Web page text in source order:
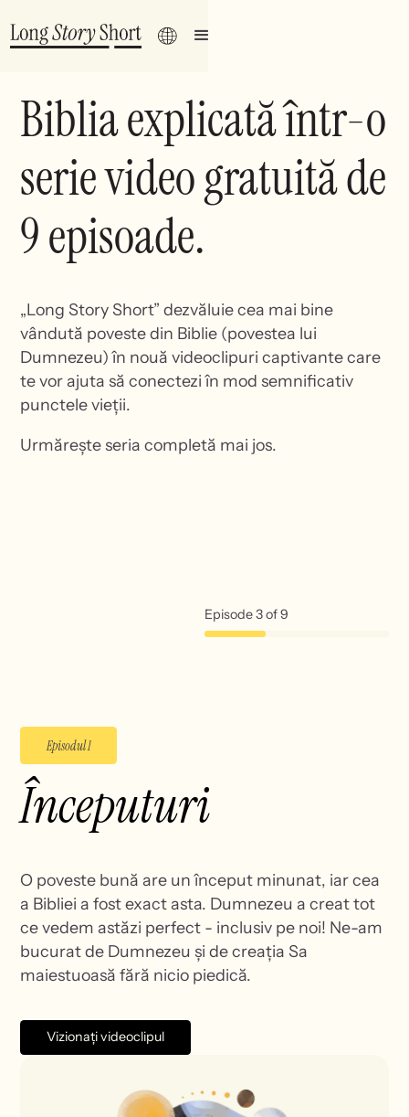
Biblia explicată într-o
serie video gratuită de
9 episoade.
„Long Story Short” dezvăluie cea mai bine
vândută poveste din Biblie (povestea lui
Dumnezeu) în nouă videoclipuri captivante care
te vor ajuta să conectezi în mod semnificativ
punctele vieții.
Urmărește seria completă mai jos.
Episode3of9
Episodul 1
Începuturi
O poveste bună are un început minunat, iar cea
a Bibliei a fost exact asta. Dumnezeu a creat tot
ce vedem astăzi perfect - inclusiv pe noi! Ne-am
bucurat de Dumnezeu și de creația Sa
maiestuoasă fără nicio piedică.
Vizionați videoclipul